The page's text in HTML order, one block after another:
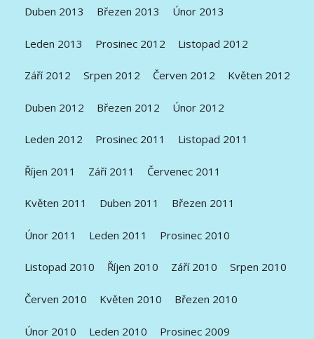
Duben 2013 Březen 2013 Únor 2013
Leden 2013 Prosinec 2012 Listopad 2012
Září 2012 Srpen 2012 Červen 2012 Květen 2012
Duben 2012 Březen 2012 Únor 2012
Leden 2012 Prosinec 2011 Listopad 2011
Říjen 2011 Září 2011 Červenec 2011
Květen 2011 Duben 2011 Březen 2011
Únor 2011 Leden 2011 Prosinec 2010
Listopad 2010 Říjen 2010 Září 2010 Srpen 2010
Červen 2010 Květen 2010 Březen 2010
Únor 2010 Leden 2010 Prosinec 2009